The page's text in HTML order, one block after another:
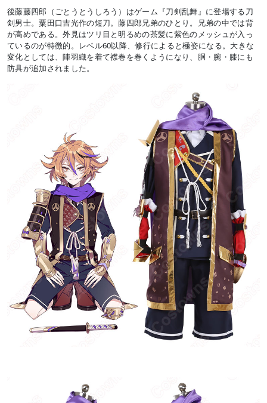
後藤藤四郎（ごとうとうしろう）はゲーム『刀剣乱舞』に登場する刀
剣男士。粟田口吉光作の短刀。藤四郎兄弟のひとり。兄弟の中では背
が高めである。外見はツリ目と明るめの茶髪に紫色のメッシュが入っ
ているのが特徴的。レベル60以降、修行によると極姿になる。大きな
変化としては、陣羽織を着て襟巻を巻くようになり、胴・腕・膝にも
防具が追加されました。